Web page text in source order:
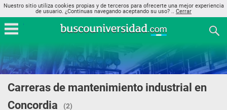
Nuestro sitio utiliza cookies propias y de terceros para ofrecerte una mejor experiencia
de usuario. ¿Continuas navegando aceptando su uso? .. Cerrar
Carreras de mantenimiento industrial en
Concordia
(2)